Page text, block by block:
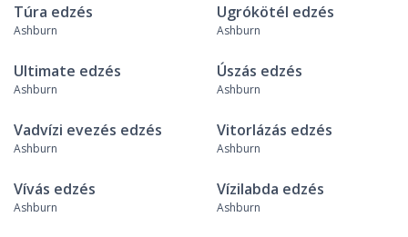
Túra edzés
Ashburn
Ugrókötél edzés
Ashburn
Ultimate edzés
Ashburn
Úszás edzés
Ashburn
Vadvízi evezés edzés
Ashburn
Vitorlázás edzés
Ashburn
Vívás edzés
Ashburn
Vízilabda edzés
Ashburn